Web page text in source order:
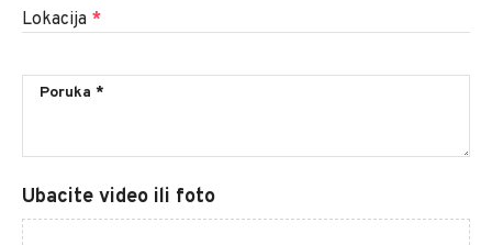
Lokacija *
Ubacite video ili foto